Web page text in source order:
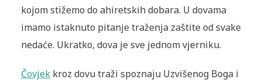
kojom stižemo do ahiretskih dobara. U dovama
imamo istaknuto pitanje traženja zaštite od svake
nedaće. Ukratko, dova je sve jednom vjerniku.
Čovjekkroz dovu traži spoznaju Uzvišenog Boga i